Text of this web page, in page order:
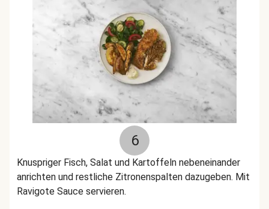
6
Knuspriger Fisch, Salat und Kartoffeln nebeneinander
anrichten und restliche Zitronenspalten dazugeben. Mit
Ravigote Sauce servieren.